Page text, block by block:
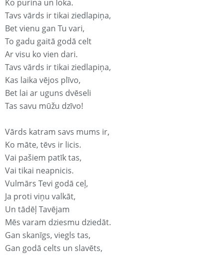
Ko purina un loka.
Tavs vārds ir tikai ziedlapiņa,
Bet vienu gan Tu vari,
To gadu gaitā godā celt
Ar visu ko vien dari.
Tavs vārds ir tikai ziedlapiņa,
Kas laika vējos plīvo,
Bet lai ar uguns dvēseli
Tas savu mūžu dzīvo!
Vārds katram savs mums ir,
Ko māte, tēvs ir licis.
Vai pašiem patīk tas,
Vai tikai neapnicis.
Vulmārs Tevi godā ceļ,
Ja proti viņu valkāt,
Un tādēļ Tavējam
Mēs varam dziesmu dziedāt.
Gan skanīgs, viegls tas,
Gan godā celts un slavēts,